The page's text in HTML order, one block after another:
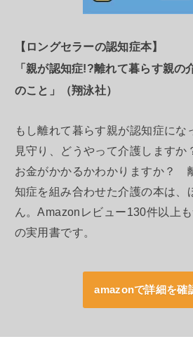
【ロングセラーの認知症本】
「親が認知症!?離れて暮らす親の
のこと」（翔泳社）
もし離れて暮らす親が認知症にな
見守り、どうやって介護します
お金がかかるかわかりますか？
知症を組み合わせた介護の本は、
ん。Amazonレビュー130件以上
の実用書です。
amazonで詳細を確